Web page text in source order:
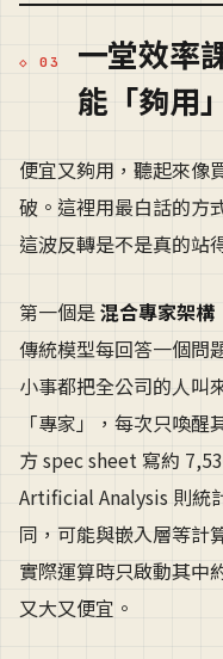
一堂效率
能「夠用」
便宜又夠用，聽起來像
破。這裡用最白話的方
這波反轉是不是真的站
第一個是混合專家架
傳統模型每回答一個問
小事都把全公司的人叫
「專家」，每次只喚
方 spec sheet 寫約
Artificial Analysis 則統
同，可能與嵌入層等
實際運算時只啟動其中
又大又便宜。